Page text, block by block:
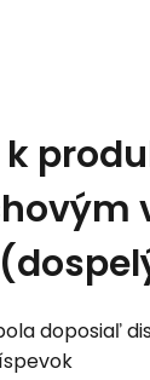
doposiaľ